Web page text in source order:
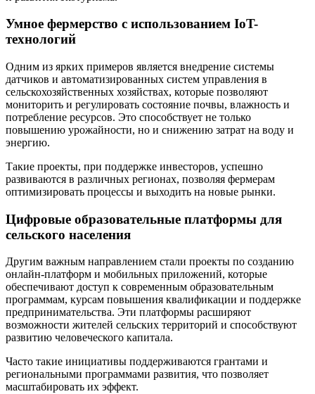
Умное фермерство с использованием IoT-
технологий
Одним из ярких примеров является внедрение системы
датчиков и автоматизированных систем управления в
сельскохозяйственных хозяйствах, которые позволяют
мониторить и регулировать состояние почвы, влажность и
потребление ресурсов. Это способствует не только
повышению урожайности, но и снижению затрат на воду и
энергию.
Такие проекты, при поддержке инвесторов, успешно
развиваются в различных регионах, позволяя фермерам
оптимизировать процессы и выходить на новые рынки.
Цифровые образовательные платформы для
сельского населения
Другим важным направлением стали проекты по созданию
онлайн-платформ и мобильных приложений, которые
обеспечивают доступ к современным образовательным
программам, курсам повышения квалификации и поддержке
предпринимательства. Эти платформы расширяют
возможности жителей сельских территорий и способствуют
развитию человеческого капитала.
Часто такие инициативы поддерживаются грантами и
региональными программами развития, что позволяет
масштабировать их эффект.